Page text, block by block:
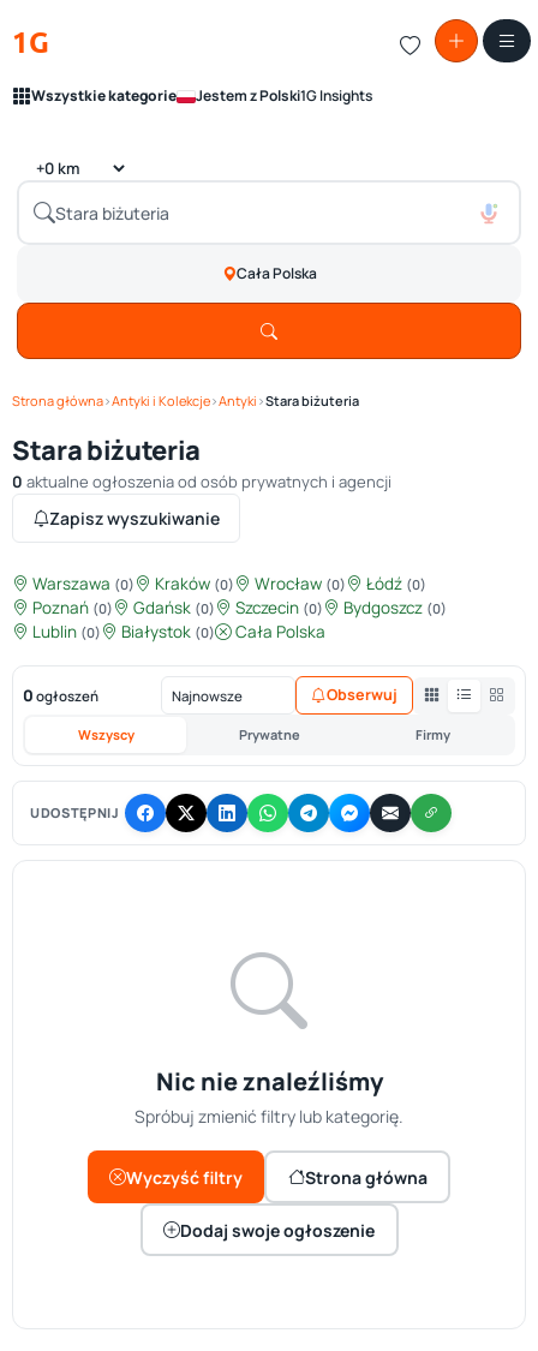
1G
Wszystkie kategorie Jestem z Polski1G Insights
Cała Polska
Strona główna›Antyki i Kolekcje›Antyki ›Stara biżuteria
Stara biżuteria
0 aktualne ogłoszenia od osób prywatnych i agencji
Zapisz wyszukiwanie
Warszawa (0) Kraków (0) Wrocław (0) Łódź (0)
Poznań (0) Gdańsk (0) Szczecin (0) Bydgoszcz (0)
Lublin (0) Białystok (0) Cała Polska
0 ogłoszeń
Wszyscy Prywatne Firmy
Obserwuj
UDOSTĘPNIJ
Nic nie znaleźliśmy
Spróbuj zmienić filtry lub kategorię.
Wyczyść filtry Strona główna
Dodaj swoje ogłoszenie